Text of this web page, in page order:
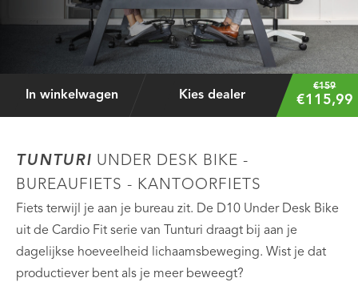
In winkelwagen Kies dealer
€159
€115,99
TUNTURI UNDER DESK BIKE -
BUREAUFIETS - KANTOORFIETS
Fiets terwijl je aan je bureau zit. De D10 Under Desk Bike
uit de Cardio Fit serie van Tunturi draagt bij aan je
dagelijkse hoeveelheid lichaamsbeweging. Wist je dat
productiever bent als je meer beweegt?